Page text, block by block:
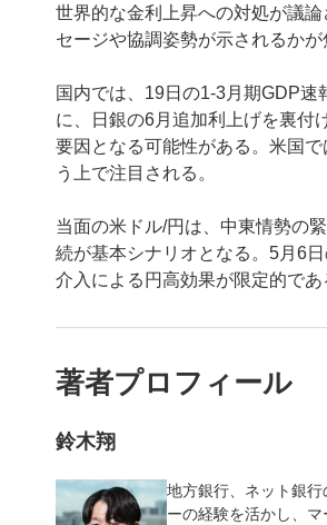
世界的な金利上昇への対処が議
セージや協調姿勢が示されるかが
国内では、19日の1-3月期GDP
に、日銀の6月追加利上げを裏付
要因となる可能性がある。米国
う上で注目される。
当面の米ドル/円は、中東情勢の
続が基本シナリオとなる。5月6
介入による円高効果が限定的であ
著者プロフィール
鈴木翔
地方銀行、ネット銀
ーの経験を活かし、